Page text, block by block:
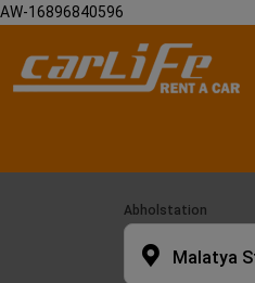
AW-16896840596
Abholstation
Malatya